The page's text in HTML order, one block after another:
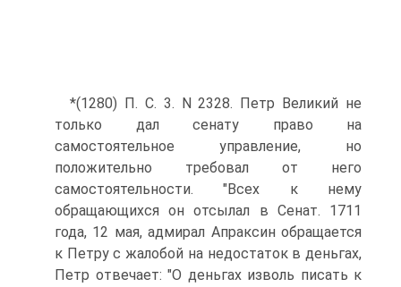
*(1280) П. С. 3. N 2328. Петр Великий не
только дал сенату право на
самостоятельное управление, но
положительно требовал от него
самостоятельности. "Всех к нему
обращающихся он отсылал в Сенат. 1711
года, 12 мая, адмирал Апраксин обращается
к Петру с жалобой на недостаток в деньгах,
Петр отвечает: "О деньгах изволь писать к